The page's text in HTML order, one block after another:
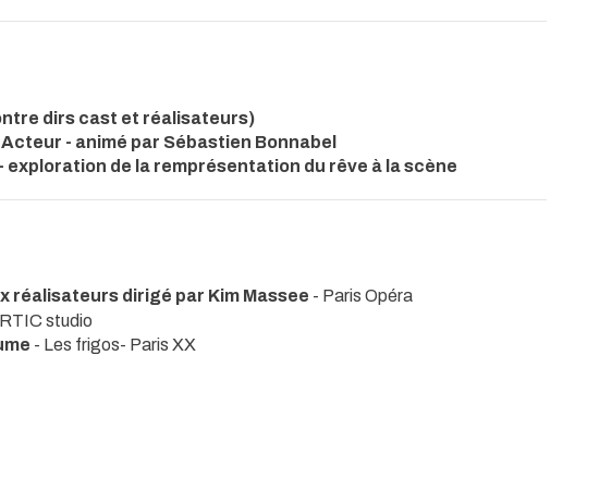
dirs cast et réalisateurs)
- animé par Sébastien Bonnabel
exploration de la remprésentation du rêve à la scène
réalisateurs dirigé par Kim Massee - Paris Opéra
studio
- Les frigos- Paris XX